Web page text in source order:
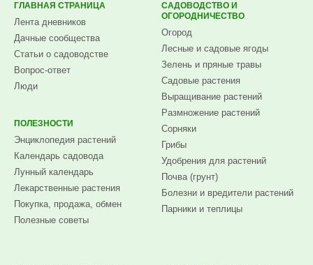
ГЛАВНАЯ СТРАНИЦА
Лента дневников
Дачные сообщества
Статьи о садоводстве
Вопрос-ответ
Люди
ПОЛЕЗНОСТИ
Энциклопедия растений
Календарь садовода
Лунный календарь
Лекарственные растения
Покупка, продажа, обмен
Полезные советы
САДОВОДСТВО И
ОГОРОДНИЧЕСТВО
Огород
Лесные и садовые ягоды
Зелень и пряные травы
Садовые растения
Выращивание растений
Размножение растений
Сорняки
Грибы
Удобрения для растений
Почва (грунт)
Болезни и вредители растений
Парники и теплицы